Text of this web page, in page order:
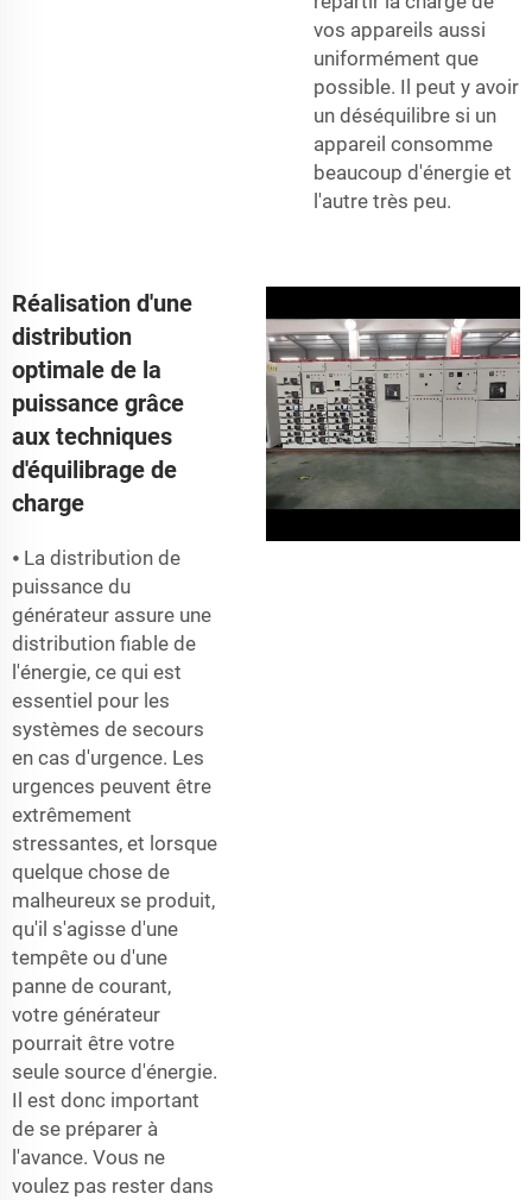
vos appareils aussi
uniformément que
possible. Il peut y avoir
un déséquilibre si un
appareil consomme
beaucoup d'énergie et
l'autre très peu.
Réalisation d'une
distribution
optimale de la
puissance grâce
aux techniques
d'équilibrage de
charge
⦁ La distribution de
puissance du
générateur assure une
distribution fiable de
l'énergie, ce qui est
essentiel pour les
systèmes de secours
en cas d'urgence. Les
urgences peuvent être
extrêmement
stressantes, et lorsque
quelque chose de
malheureux se produit,
qu'il s'agisse d'une
tempête ou d'une
panne de courant,
votre générateur
pourrait être votre
seule source d'énergie.
Il est donc important
de se préparer à
l'avance. Vous ne
voulez pas rester dans